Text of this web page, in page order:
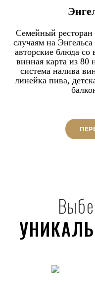
Семейный
случаям на
авторские блюда со
винная карта из 80
система налива
линейка пива,